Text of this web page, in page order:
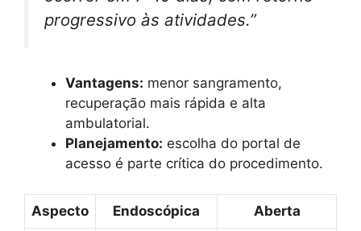
progressivo às atividades.”
Vantagens: menor sangramento,
recuperação mais rápida e alta
ambulatorial.
Planejamento: escolha do portal de
acesso é parte crítica do procedimento.
Aspecto Endoscópica Aberta